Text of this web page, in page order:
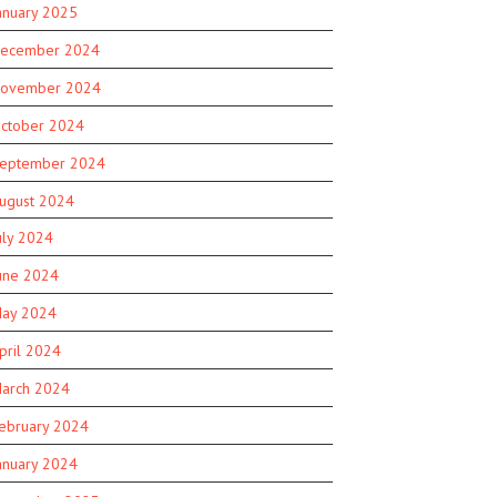
2025
2024
2024
2024
2024
2024
2024
2024
2024
2024
2024
2024
2024